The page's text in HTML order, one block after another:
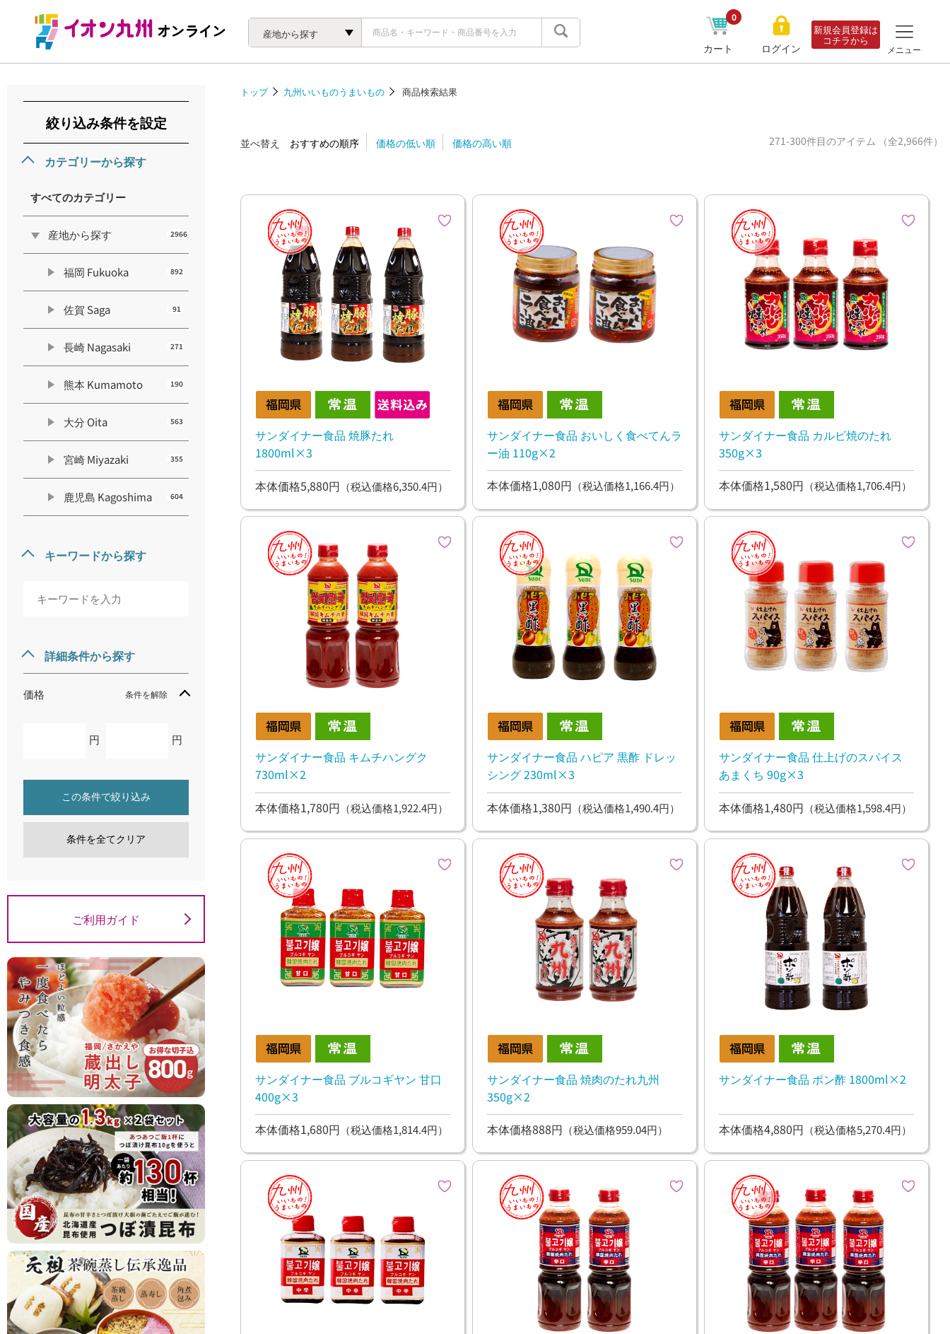
産地から探す
カート
0
ログイン
新規会員登録は
コチラから
メニュー
絞り込み条件を設定
カテゴリーから探す
すべてのカテゴリー
産地から探す 2966
福岡 Fukuoka 892
佐賀 Saga 91
長崎 Nagasaki 271
熊本 Kumamoto 190
大分 Oita 563
宮崎 Miyazaki 355
鹿児島 Kagoshima 604
キーワードから探す
詳細条件から探す
価格 条件を解除
円 円
この条件で絞り込み
条件を全てクリア
ご利用ガイド
トップ 九州いいものうまいもの 商品検索結果
並べ替え おすすめの順序 価格の低い順 価格の高い順 271-300件目のアイテム （全2,966件）
サンダイナー食品 焼豚たれ
1800ml×3
本体価格5,880円 （税込価格6,350.4円）
サンダイナー食品 おいしく食べてんラ
ー油 110g×2
本体価格1,080円 （税込価格1,166.4円）
サンダイナー食品 カルビ焼のたれ
350g×3
本体価格1,580円 （税込価格1,706.4円）
サンダイナー食品 キムチハングク
730ml×2
本体価格1,780円 （税込価格1,922.4円）
サンダイナー食品 ハピア 黒酢 ドレッ
シング 230ml×3
本体価格1,380円 （税込価格1,490.4円）
サンダイナー食品 仕上げのスパイス
あまくち 90g×3
本体価格1,480円 （税込価格1,598.4円）
サンダイナー食品 ブルコギヤン 甘口
400g×3
本体価格1,680円 （税込価格1,814.4円）
サンダイナー食品 焼肉のたれ九州
350g×2
本体価格888円 （税込価格959.04円）
サンダイナー食品 ポン酢 1800ml×2
本体価格4,880円 （税込価格5,270.4円）